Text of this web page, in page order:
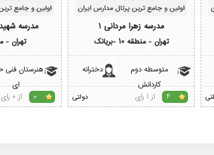
مدرسه زهرا مردانی 1
تهران - منطقه 10 -بریانک
متوسطه دوم
کاردانش
دخترانه
دولتی 4 از 1 رای
مدرسه
تهران -
هنرستان فنی
ای
0 از 0 رای